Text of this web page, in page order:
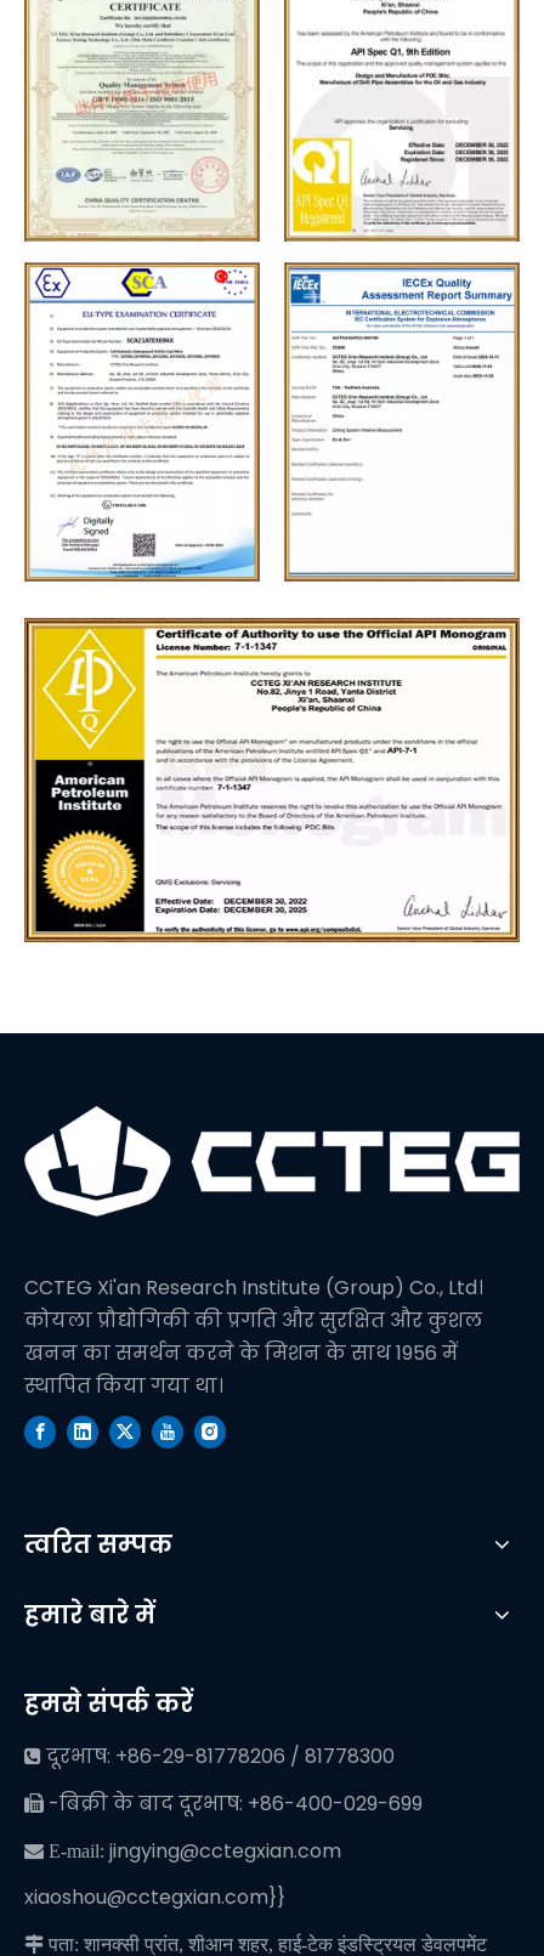
CCTEG Xi'an Research Institute (Group) Co., Ltd।
कोयला प्रौद्योगिकी की प्रगति और सुरक्षित और कुशल
खनन का समर्थन करने के मिशन के साथ 1956 में
स्थापित किया गया था।
त्वरित सम्पक
हमारे बारे में
हमसे संपर्क करें
 दूरभाष: +86-29-81778206 / 81778300
 -बिक्री के बाद दूरभाष: +86-400-029-699
 E-mail: jingying@cctegxian.com
xiaoshou@cctegxian.com}}
 पता: शानक्सी प्रांत, शीआन शहर, हाई-टेक इंडस्ट्रियल डेवलपमेंट